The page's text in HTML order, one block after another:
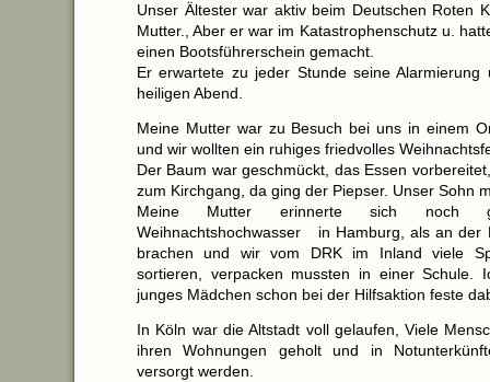
Unser Ältester war aktiv beim Deutschen Roten
Mutter., Aber er war im Katastrophenschutz u.
einen Bootsführerschein gemacht.
Er erwartete zu jeder Stunde seine
heiligen Abend.
Meine Mutter war zu Besuch bei uns in einem
und wir wollten ein ruhiges friedvolles
Der Baum war geschmückt, das Essen
zum Kirchgang, da ging der Piepser. Unser Sohn
Meine Mutter erinnerte sich
Weihnachtshochwasser in Hamburg, als an der
brachen und wir vom DRK im Inland viele
sortieren, verpacken mussten in einer Schule.
junges Mädchen schon bei der Hilfsaktion feste
In Köln war die Altstadt voll gelaufen, Viele
ihren Wohnungen geholt und in
versorgt werden.